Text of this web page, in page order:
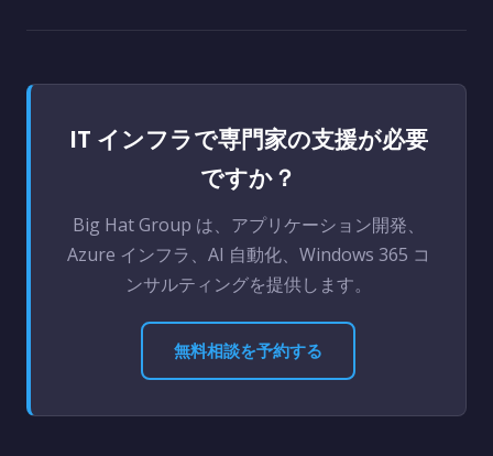
IT インフラで専門家の支援が必要
ですか？
Big Hat Group は、アプリケーション開発、
Azure インフラ、AI 自動化、Windows 365 コ
ンサルティングを提供します。
無料相談を予約する